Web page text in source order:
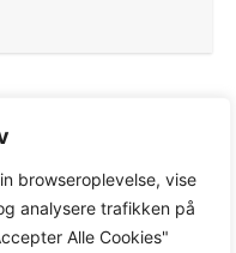
browseroplevelse, vise
analysere trafikken på
Alle Cookies"